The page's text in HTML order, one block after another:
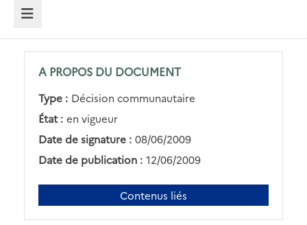
MENU
A PROPOS DU DOCUMENT
Type : Décision communautaire
État : en vigueur
Date de signature : 08/06/2009
Date de publication : 12/06/2009
Contenus liés